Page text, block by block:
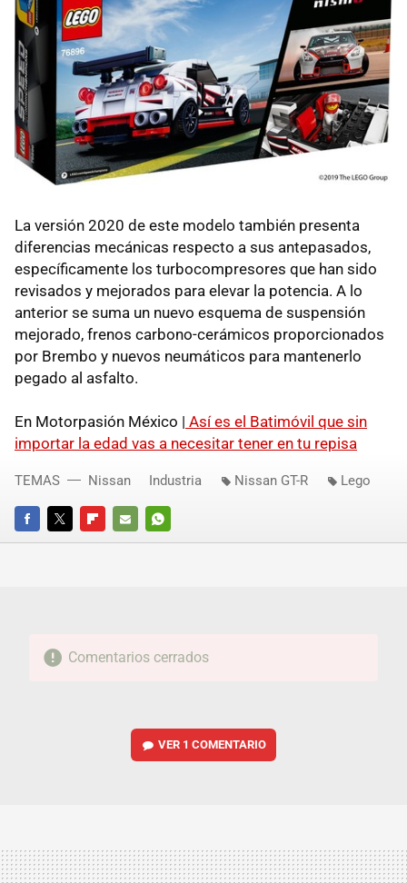
La versión 2020 de este modelo también presenta
diferencias mecánicas respecto a sus antepasados,
específicamente los turbocompresores que han sido
revisados y mejorados para elevar la potencia. A lo
anterior se suma un nuevo esquema de suspensión
mejorado, frenos carbono-cerámicos proporcionados
por Brembo y nuevos neumáticos para mantenerlo
pegado al asfalto.
En Motorpasión México | Así es el Batimóvil que sin
importar la edad vas a necesitar tener en tu repisa
FACEBOOKTWITTERFLIPBOARD
E-
WHATSAPP
TEMAS Nissan Industria Nissan GT-R Lego
Comentarios cerrados
VER 1 COMENTARIO